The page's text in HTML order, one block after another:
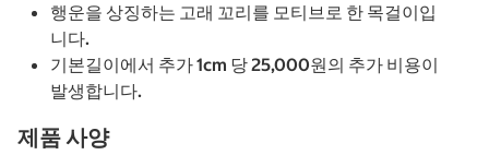
행운을 상징하는 고래 꼬리를 모티브로 한 목걸이입
니다.
기본길이에서 추가 1cm 당 25,000원의 추가 비용이
발생합니다.
제품 사양